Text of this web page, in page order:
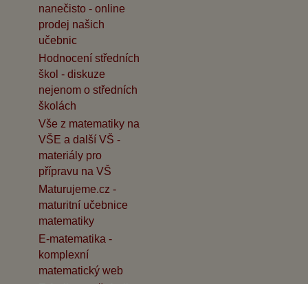
nanečisto - online
prodej našich
učebnic
Hodnocení středních
škol - diskuze
nejenom o středních
školách
Vše z matematiky na
VŠE a další VŠ -
materiály pro
přípravu na VŠ
Maturujeme.cz -
maturitní učebnice
matematiky
E-matematika -
komplexní
matematický web